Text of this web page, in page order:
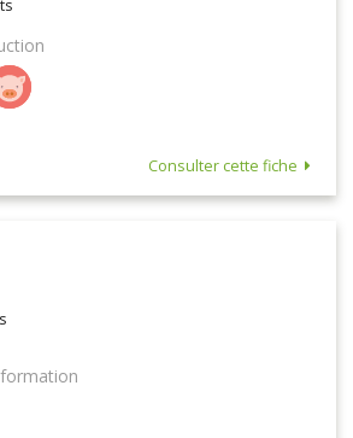
Consulter cette fiche